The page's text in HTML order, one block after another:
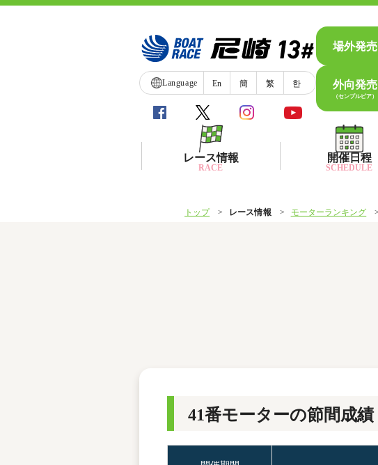
Language En 簡 繁 한
場外発売
外向発売
（センプルピア）
レース情報
RACE
ボートデータ
開催日程
SCHEDULE
トップ レース情報 モーターランキング
41番モーターの節間成績